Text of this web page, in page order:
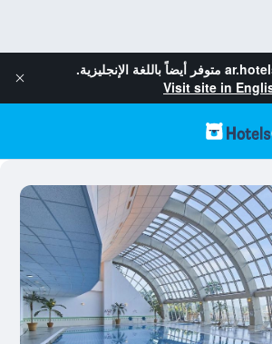
متوفر أيضاً باللغة الإنجليزية.
Visit site in